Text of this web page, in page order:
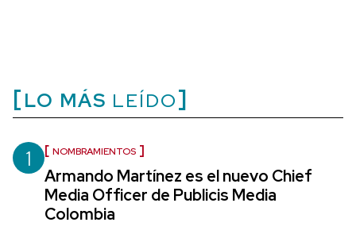
LO MÁS LEÍDO
1 NOMBRAMIENTOS
Armando Martínez es el nuevo Chief
Media Officer de Publicis Media
Colombia